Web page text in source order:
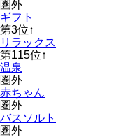
圏外
ギフト
第3位↑
リラックス
第115位↑
温泉
圏外
赤ちゃん
圏外
バスソルト
圏外